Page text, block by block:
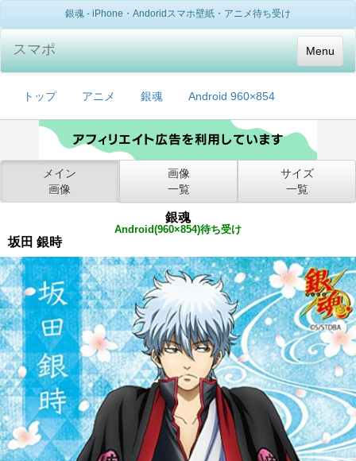
銀魂 - iPhone・Andoridスマホ壁紙・アニメ待ち受け
Menu
スマポ
トップ アニメ 銀魂 Android 960×854
メイン
画像
画像
一覧
サイズ
一覧
銀魂
Android(960×854)待ち受け
坂田 銀時